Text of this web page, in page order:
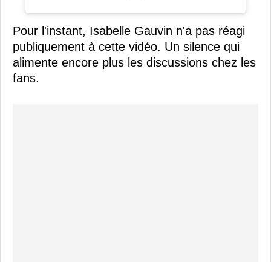
Pour l'instant, Isabelle Gauvin n'a pas réagi
publiquement à cette vidéo. Un silence qui
alimente encore plus les discussions chez les
fans.